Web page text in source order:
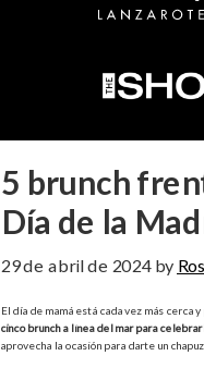
5 brunch
Día de la
29 de abril de 2024by
El día de mamá está cada vez más
cinco brunch a línea del mar para
aprovecha la ocasión para darte un